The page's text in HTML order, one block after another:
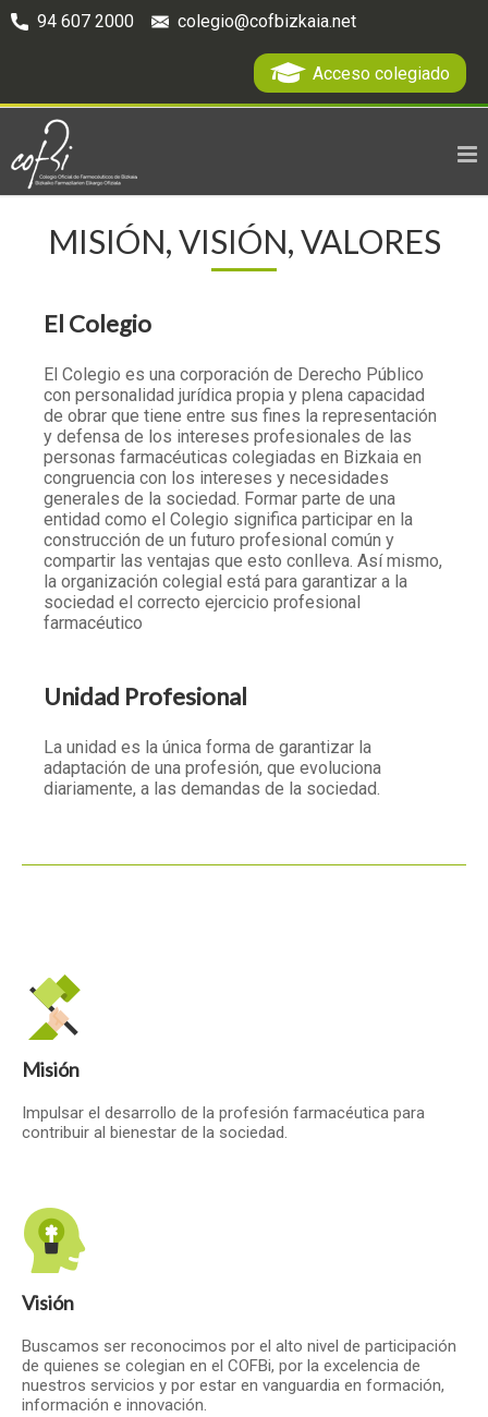
94 607 2000 colegio@cofbizkaia.net
Acceso colegiado
MISIÓN, VISIÓN, VALORES
El Colegio
El Colegio es una corporación de Derecho Público
con personalidad jurídica propia y plena capacidad
de obrar que tiene entre sus fines la representación
y defensa de los intereses profesionales de las
personas farmacéuticas colegiadas en Bizkaia en
congruencia con los intereses y necesidades
generales de la sociedad. Formar parte de una
entidad como el Colegio significa participar en la
construcción de un futuro profesional común y
compartir las ventajas que esto conlleva. Así mismo,
la organización colegial está para garantizar a la
sociedad el correcto ejercicio profesional
farmacéutico
Unidad Profesional
La unidad es la única forma de garantizar la
adaptación de una profesión, que evoluciona
diariamente, a las demandas de la sociedad.
Misión
Impulsar el desarrollo de la profesión farmacéutica para
contribuir al bienestar de la sociedad.
Visión
Buscamos ser reconocimos por el alto nivel de participación
de quienes se colegian en el COFBi, por la excelencia de
nuestros servicios y por estar en vanguardia en formación,
información e innovación.